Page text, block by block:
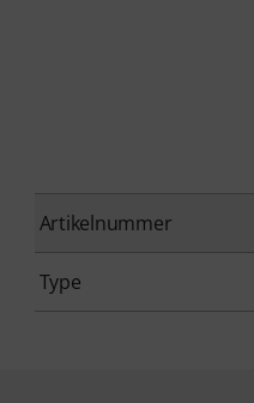
Artikelnummer
Type